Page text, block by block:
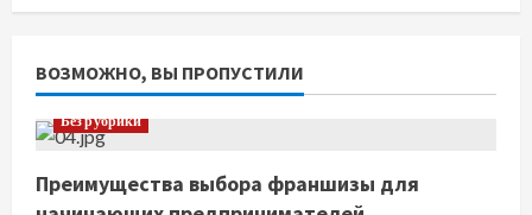
ВОЗМОЖНО, ВЫ ПРОПУСТИЛИ
Без рубрики
Преимущества выбора франшизы для